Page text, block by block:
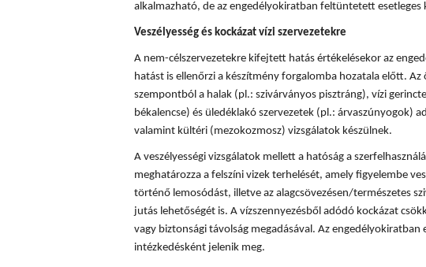
alkalmazható, de az engedélyokiratban feltüntetett
Veszélyesség és kockázat vízi szervezetekre
A nem-célszervezetekre kifejtett hatás értékelésekor az
hatást is ellenőrzi a készítmény forgalomba hozatala előtt.
szempontból a halak (pl.: szivárványos pisztráng), vízi
békalencse) és üledéklakó szervezetek (pl.: árvaszúnyogok)
valamint kültéri (mezokozmosz) vizsgálatok készülnek.
A veszélyességi vizsgálatok mellett a hatóság a
meghatározza a felszíni vizek terhelését, amely figyelembe
történő lemosódást, illetve az alagcsövezésen/természetes
jutás lehetőségét is. A vízszennyezésből adódó kockázat
vagy biztonsági távolság megadásával. Az
intézkedésként jelenik meg.